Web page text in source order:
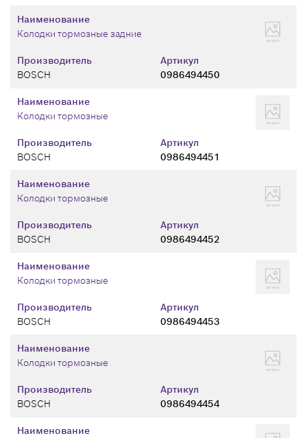
Производитель
BOSCH
Артикул
0986494450
Наименование
Колодки тормозные задние
Производитель
BOSCH
Артикул
0986494451
Наименование
Колодки тормозные
Производитель
BOSCH
Артикул
0986494452
Наименование
Колодки тормозные
Производитель
BOSCH
Артикул
0986494453
Наименование
Колодки тормозные
Производитель
BOSCH
Артикул
0986494454
Наименование
Колодки тормозные
Наименование